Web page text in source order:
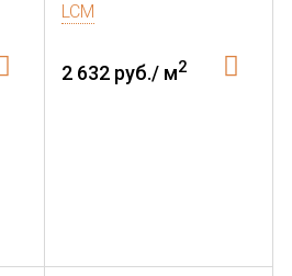
LCM
2 632 руб./ м2